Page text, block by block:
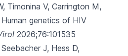
Timonina V, Carrington M,
Human genetics of HIV
2026;76:101535
J, Hess D,